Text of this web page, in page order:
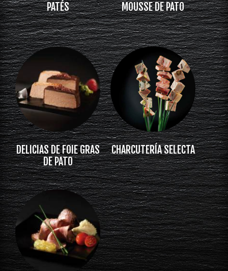
PATÉS MOUSSE DE PATO
DELICIAS DE FOIE GRAS
DE PATO
CHARCUTERÍA SELECTA